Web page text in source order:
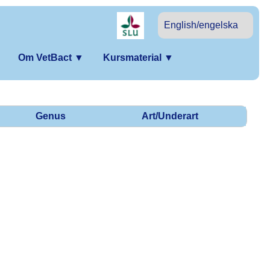
English/engelska
Om VetBact ▼ Kursmaterial ▼
Genus Art/Underart